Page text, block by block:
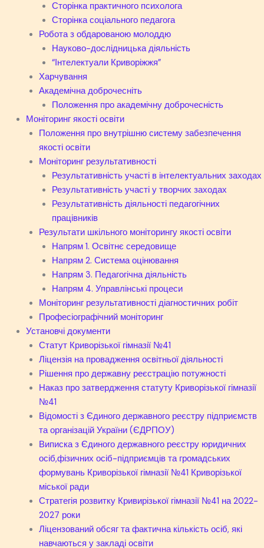
Сторінка практичного психолога
Сторінка соціального педагога
Робота з обдарованою молоддю
Науково-дослідницька діяльність
“Інтелектуали Криворіжжя”
Харчування
Академічна доброчесніть
Положення про академічну доброчесність
Моніторинг якості освіти
Положення про внутрішню систему забезпечення
якості освіти
Моніторинг результативності
Результативність участі в інтелектуальних заходах
Результативність участі у творчих заходах
Результативність діяльності педагогічних
працівників
Результати шкільного моніторингу якості освіти
Напрям 1. Освітнє середовище
Напрям 2. Система оцінювання
Напрям 3. Педагогічна діяльність
Напрям 4. Управлінські процеси
Моніторинг результативності діагностичних робіт
Професіографічний моніторинг
Установчі документи
Статут Криворізької гімназії №41
Ліцензія на провадження освітньої діяльності
Рішення про державну реєстрацію потужності
Наказ про затвердження статуту Криворізької гімназії
№41
Відомості з Єдиного державного реєстру підприємств
та організацій України (ЄДРПОУ)
Виписка з Єдиного державного реєстру юридичних
осіб,фізичних осіб-підприємців та громадських
формувань Криворізької гімназії №41 Криворізької
міської ради
Стратегія розвитку Кривирізької гімназії №41 на 2022-
2027 роки
Ліцензований обсяг та фактична кількість осіб, які
навчаються у закладі освіти